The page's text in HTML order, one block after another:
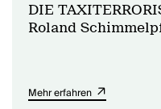
DIE
Roland
Mehr erfahren